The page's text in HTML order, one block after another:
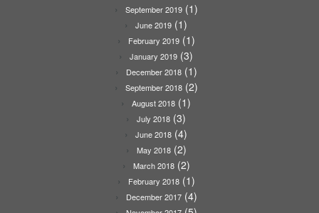
September 2019(1)
June 2019 (1)
February 2019(1)
January 2019 (3)
December 2018(1)
September 2018(2)
August 2018 (1)
July 2018 (3)
June 2018 (4)
May 2018(2)
March 2018(2)
February 2018(1)
December 2017(4)